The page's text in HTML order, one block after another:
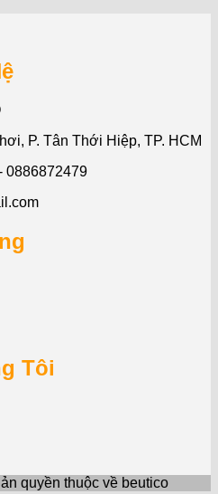
P. Tân Thới Hiệp, TP. HCM
0886872479
Tôi
quyền thuộc về beutico